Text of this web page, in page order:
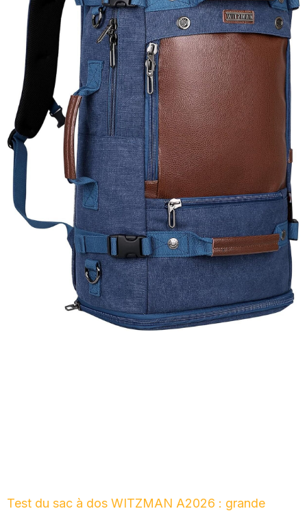
Test du sac à dos WITZMAN A2026 : grande